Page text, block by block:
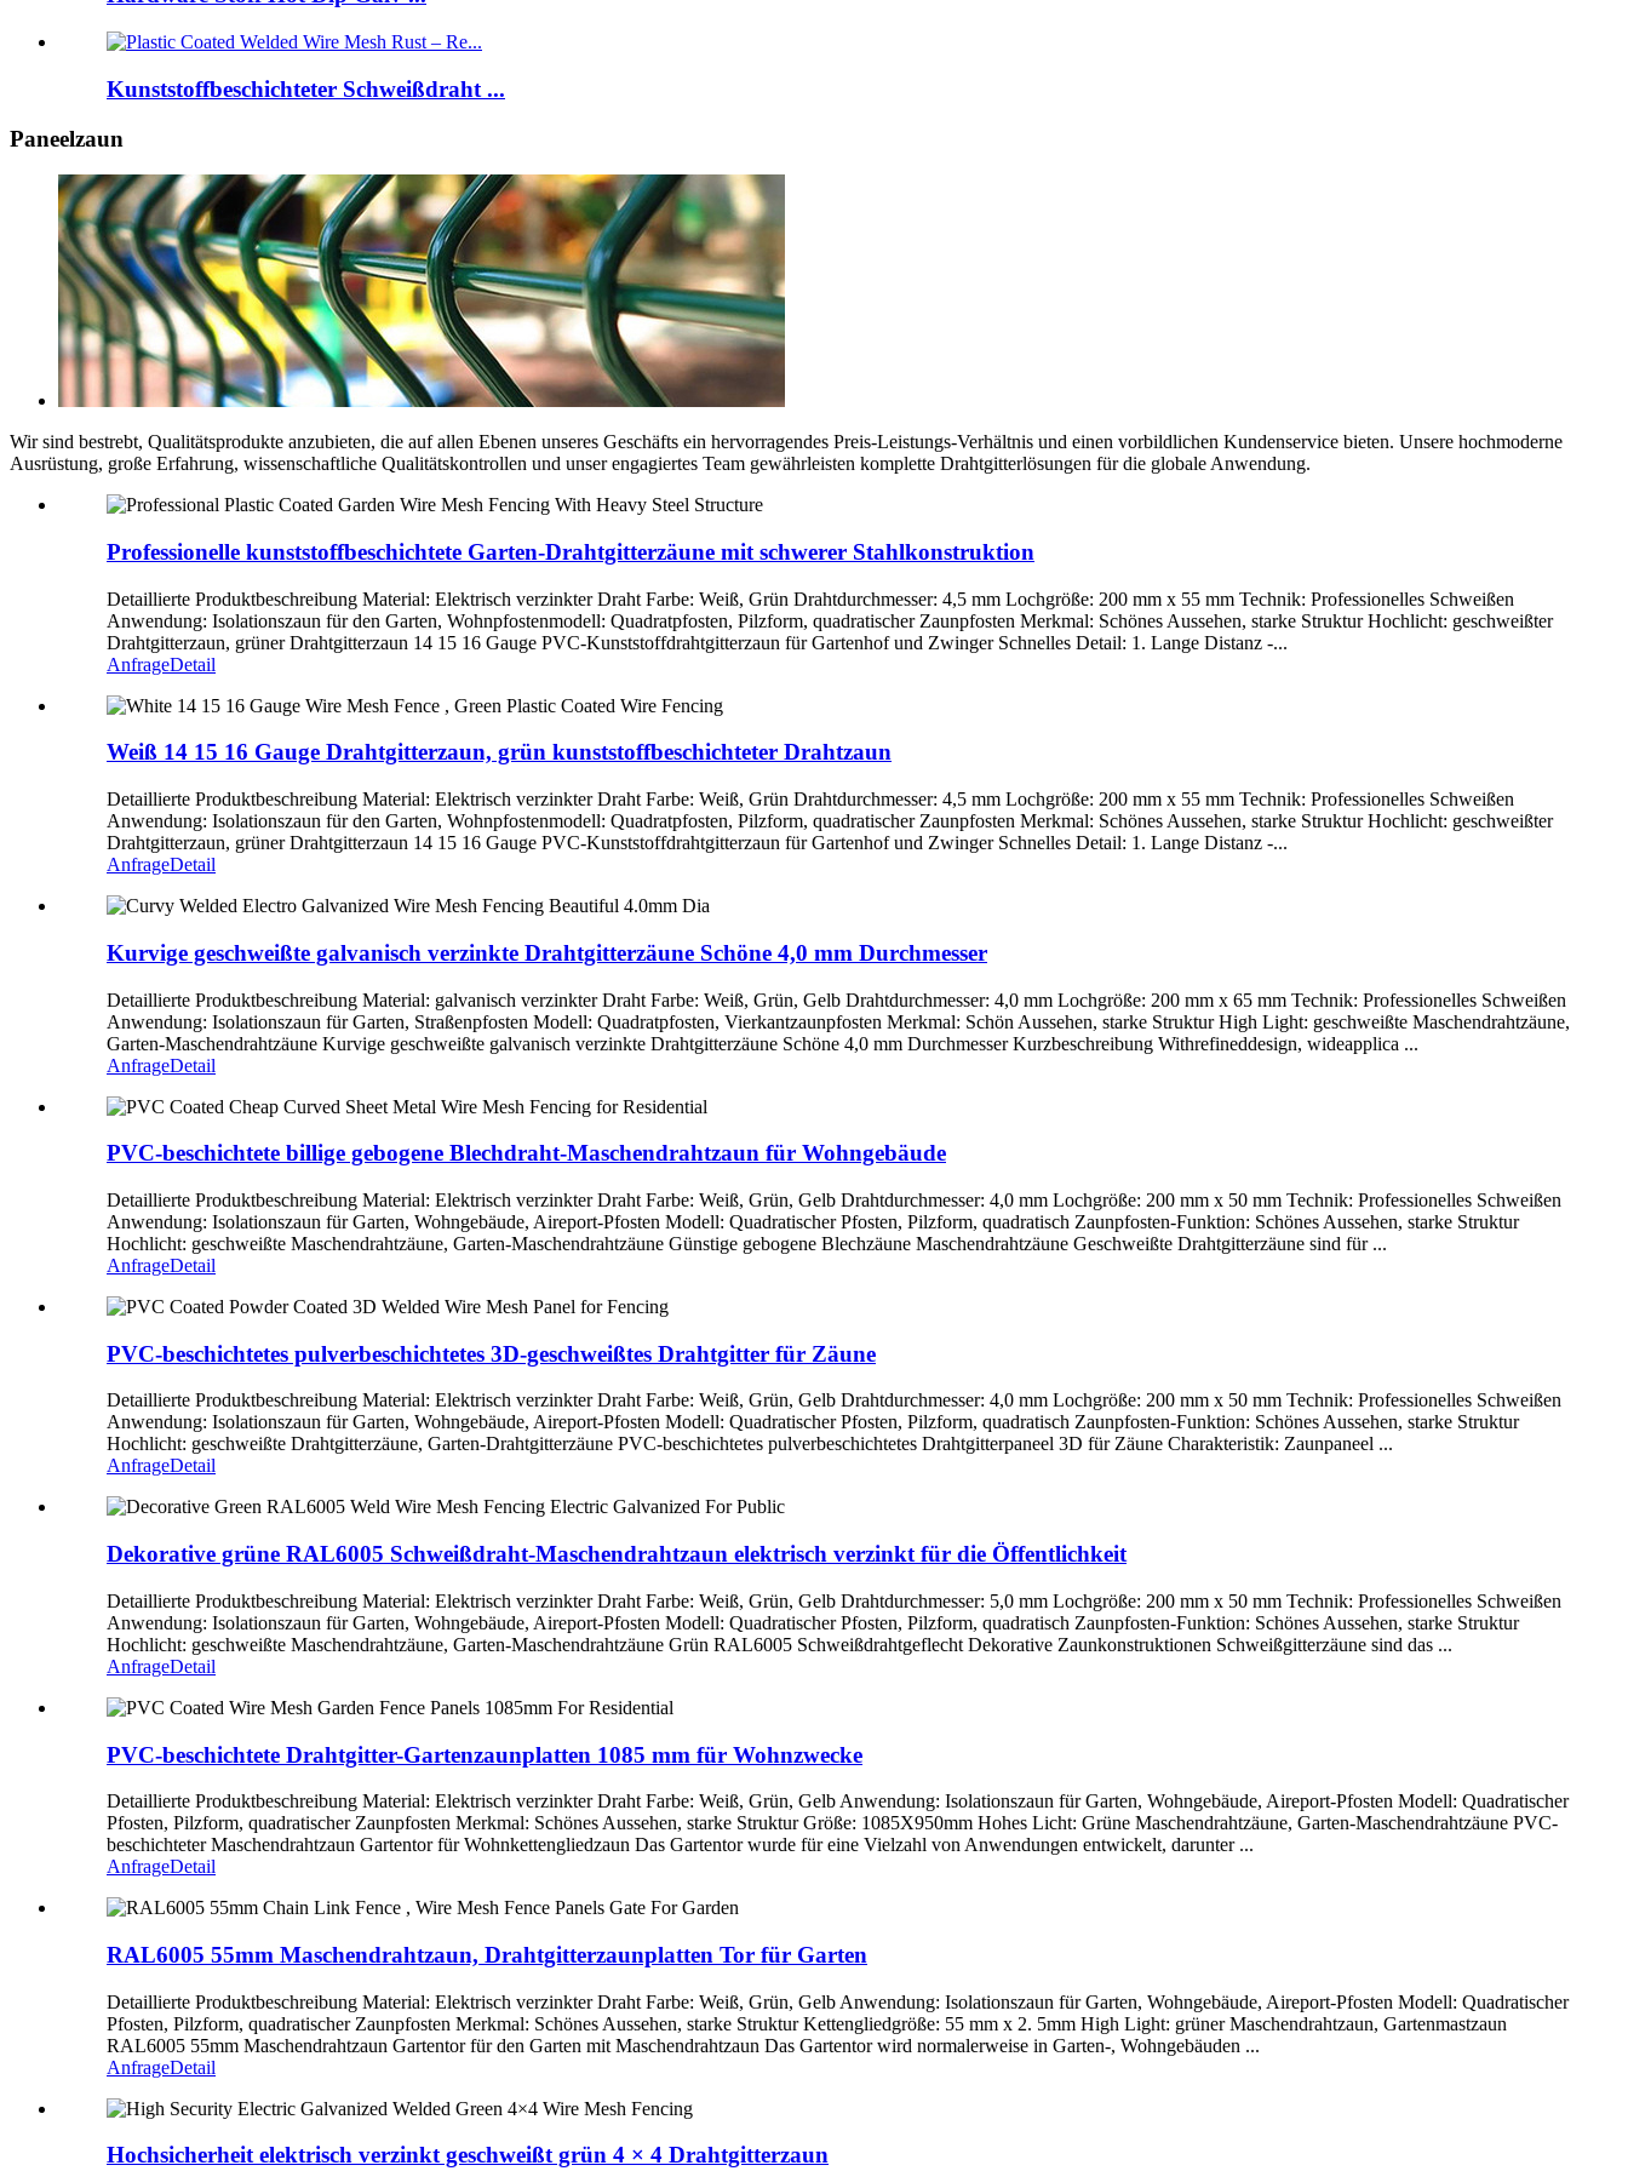
Kunststoffbeschichteter Schweißdraht ...
Paneelzaun
Wir sind bestrebt, Qualitätsprodukte anzubieten, die auf allen Ebenen unseres Geschäfts ein hervorragendes Preis-Leistungs-Verhältnis und einen vorbildlichen Kundenservice bieten. Unsere hochmoderne
Ausrüstung, große Erfahrung, wissenschaftliche Qualitätskontrollen und unser engagiertes Team gewährleisten komplette Drahtgitterlösungen für die globale Anwendung.
Professionelle kunststoffbeschichtete Garten-Drahtgitterzäune mit schwerer Stahlkonstruktion
Detaillierte Produktbeschreibung Material: Elektrisch verzinkter Draht Farbe: Weiß, Grün Drahtdurchmesser: 4,5 mm Lochgröße: 200 mm x 55 mm Technik: Professionelles Schweißen
Anwendung: Isolationszaun für den Garten, Wohnpfostenmodell: Quadratpfosten, Pilzform, quadratischer Zaunpfosten Merkmal: Schönes Aussehen, starke Struktur Hochlicht: geschweißter
Drahtgitterzaun, grüner Drahtgitterzaun 14 15 16 Gauge PVC-Kunststoffdrahtgitterzaun für Gartenhof und Zwinger Schnelles Detail: 1. Lange Distanz -...
AnfrageDetail
Weiß 14 15 16 Gauge Drahtgitterzaun, grün kunststoffbeschichteter Drahtzaun
Detaillierte Produktbeschreibung Material: Elektrisch verzinkter Draht Farbe: Weiß, Grün Drahtdurchmesser: 4,5 mm Lochgröße: 200 mm x 55 mm Technik: Professionelles Schweißen
Anwendung: Isolationszaun für den Garten, Wohnpfostenmodell: Quadratpfosten, Pilzform, quadratischer Zaunpfosten Merkmal: Schönes Aussehen, starke Struktur Hochlicht: geschweißter
Drahtgitterzaun, grüner Drahtgitterzaun 14 15 16 Gauge PVC-Kunststoffdrahtgitterzaun für Gartenhof und Zwinger Schnelles Detail: 1. Lange Distanz -...
AnfrageDetail
Kurvige geschweißte galvanisch verzinkte Drahtgitterzäune Schöne 4,0 mm Durchmesser
Detaillierte Produktbeschreibung Material: galvanisch verzinkter Draht Farbe: Weiß, Grün, Gelb Drahtdurchmesser: 4,0 mm Lochgröße: 200 mm x 65 mm Technik: Professionelles Schweißen
Anwendung: Isolationszaun für Garten, Straßenpfosten Modell: Quadratpfosten, Vierkantzaunpfosten Merkmal: Schön Aussehen, starke Struktur High Light: geschweißte Maschendrahtzäune,
Garten-Maschendrahtzäune Kurvige geschweißte galvanisch verzinkte Drahtgitterzäune Schöne 4,0 mm Durchmesser Kurzbeschreibung Withrefineddesign, wideapplica ...
AnfrageDetail
PVC-beschichtete billige gebogene Blechdraht-Maschendrahtzaun für Wohngebäude
Detaillierte Produktbeschreibung Material: Elektrisch verzinkter Draht Farbe: Weiß, Grün, Gelb Drahtdurchmesser: 4,0 mm Lochgröße: 200 mm x 50 mm Technik: Professionelles Schweißen
Anwendung: Isolationszaun für Garten, Wohngebäude, Aireport-Pfosten Modell: Quadratischer Pfosten, Pilzform, quadratisch Zaunpfosten-Funktion: Schönes Aussehen, starke Struktur
Hochlicht: geschweißte Maschendrahtzäune, Garten-Maschendrahtzäune Günstige gebogene Blechzäune Maschendrahtzäune Geschweißte Drahtgitterzäune sind für ...
AnfrageDetail
PVC-beschichtetes pulverbeschichtetes 3D-geschweißtes Drahtgitter für Zäune
Detaillierte Produktbeschreibung Material: Elektrisch verzinkter Draht Farbe: Weiß, Grün, Gelb Drahtdurchmesser: 4,0 mm Lochgröße: 200 mm x 50 mm Technik: Professionelles Schweißen
Anwendung: Isolationszaun für Garten, Wohngebäude, Aireport-Pfosten Modell: Quadratischer Pfosten, Pilzform, quadratisch Zaunpfosten-Funktion: Schönes Aussehen, starke Struktur
Hochlicht: geschweißte Drahtgitterzäune, Garten-Drahtgitterzäune PVC-beschichtetes pulverbeschichtetes Drahtgitterpaneel 3D für Zäune Charakteristik: Zaunpaneel ...
AnfrageDetail
Dekorative grüne RAL6005 Schweißdraht-Maschendrahtzaun elektrisch verzinkt für die Öffentlichkeit
Detaillierte Produktbeschreibung Material: Elektrisch verzinkter Draht Farbe: Weiß, Grün, Gelb Drahtdurchmesser: 5,0 mm Lochgröße: 200 mm x 50 mm Technik: Professionelles Schweißen
Anwendung: Isolationszaun für Garten, Wohngebäude, Aireport-Pfosten Modell: Quadratischer Pfosten, Pilzform, quadratisch Zaunpfosten-Funktion: Schönes Aussehen, starke Struktur
Hochlicht: geschweißte Maschendrahtzäune, Garten-Maschendrahtzäune Grün RAL6005 Schweißdrahtgeflecht Dekorative Zaunkonstruktionen Schweißgitterzäune sind das ...
AnfrageDetail
PVC-beschichtete Drahtgitter-Gartenzaunplatten 1085 mm für Wohnzwecke
Detaillierte Produktbeschreibung Material: Elektrisch verzinkter Draht Farbe: Weiß, Grün, Gelb Anwendung: Isolationszaun für Garten, Wohngebäude, Aireport-Pfosten Modell: Quadratischer
Pfosten, Pilzform, quadratischer Zaunpfosten Merkmal: Schönes Aussehen, starke Struktur Größe: 1085X950mm Hohes Licht: Grüne Maschendrahtzäune, Garten-Maschendrahtzäune PVC-
beschichteter Maschendrahtzaun Gartentor für Wohnkettengliedzaun Das Gartentor wurde für eine Vielzahl von Anwendungen entwickelt, darunter ...
AnfrageDetail
RAL6005 55mm Maschendrahtzaun, Drahtgitterzaunplatten Tor für Garten
Detaillierte Produktbeschreibung Material: Elektrisch verzinkter Draht Farbe: Weiß, Grün, Gelb Anwendung: Isolationszaun für Garten, Wohngebäude, Aireport-Pfosten Modell: Quadratischer
Pfosten, Pilzform, quadratischer Zaunpfosten Merkmal: Schönes Aussehen, starke Struktur Kettengliedgröße: 55 mm x 2. 5mm High Light: grüner Maschendrahtzaun, Gartenmastzaun
RAL6005 55mm Maschendrahtzaun Gartentor für den Garten mit Maschendrahtzaun Das Gartentor wird normalerweise in Garten-, Wohngebäuden ...
AnfrageDetail
Hochsicherheit elektrisch verzinkt geschweißt grün 4 × 4 Drahtgitterzaun